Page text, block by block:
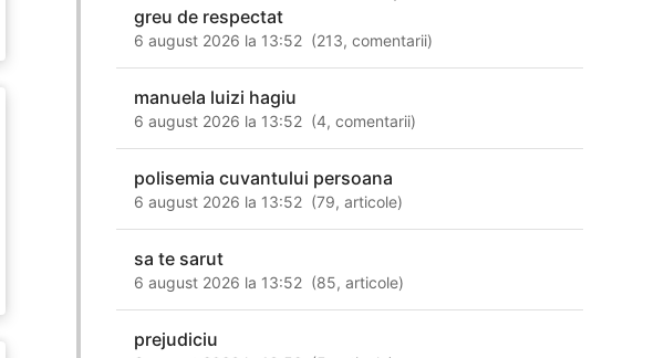
greu de respectat
6 august 2026 la 13:52 (213,comentarii)
manuela luizi hagiu
6 august 2026 la 13:52 (4,comentarii)
polisemia cuvantului persoana
6 august 2026 la 13:52 (79,articole)
sa te sarut
6 august 2026 la 13:52 (85,articole)
prejudiciu